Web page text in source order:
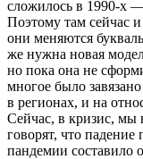
сложилось в 1990-х
Поэтому там сейчас и
они меняются
же нужна новая
но пока она не
многое было
в регионах, и на
Сейчас, в кризис, мы
говорят, что
пандемии составило